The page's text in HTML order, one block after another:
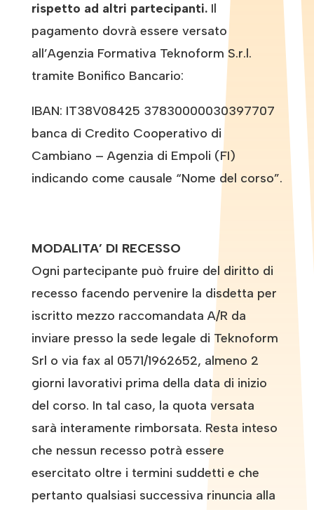
rispetto ad altri partecipanti. Il
pagamento dovrà essere versato
all’Agenzia Formativa Teknoform S.r.l.
tramite Bonifico Bancario:
IBAN: IT38V08425 37830000030397707
banca di Credito Cooperativo di
Cambiano – Agenzia di Empoli (FI)
indicando come causale “Nome del corso”.
MODALITA’ DI RECESSO
Ogni partecipante può fruire del diritto di
recesso facendo pervenire la disdetta per
iscritto mezzo raccomandata A/R da
inviare presso la sede legale di Teknoform
Srl o via fax al 0571/1962652, almeno 2
giorni lavorativi prima della data di inizio
del corso. In tal caso, la quota versata
sarà interamente rimborsata. Resta inteso
che nessun recesso potrà essere
esercitato oltre i termini suddetti e che
pertanto qualsiasi successiva rinuncia alla